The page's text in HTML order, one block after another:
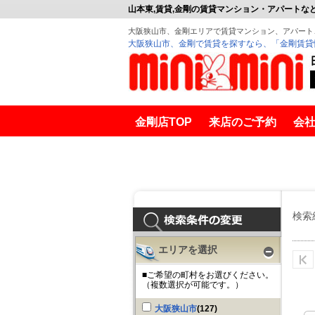
エリアを選択
■ご希望の町村をお選びください。
（複数選択が可能です。）
大阪狭山市(127)
山本東,賃貸,金剛の賃貸マンション・アパートな
大阪狭山市、金剛エリアで賃貸マンション、アパー
大阪狭山市、金剛で賃貸を探すなら、「金剛賃
金剛店TOP 来店のご予約 会
検索